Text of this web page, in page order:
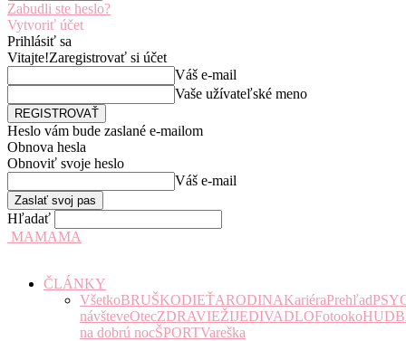
Zabudli ste heslo?
Vytvoriť účet
Prihlásiť sa
Vitajte!Zaregistrovať si účet
Váš e-mail
Vaše užívateľské meno
Heslo vám bude zaslané e-mailom
Obnova hesla
Obnoviť svoje heslo
Váš e-mail
Hľadať
MAMAMA
ČLÁNKY
VšetkoBRUŠKODIEŤARODINAKariéraPrehľad
návšteveOtecZDRAVIEŽIJEDIVADLOFotooko
na dobrú nocŠPORTVareška